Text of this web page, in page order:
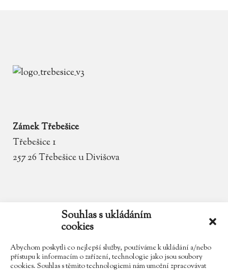
Souhlas s ukládáním
cookies
Abychom poskytli co nejlepší služby, používáme k ukládání a/nebo
přístupu k informacím o zařízení, technologie jako jsou soubory
cookies. Souhlas s těmito technologiemi nám umožní zpracovávat
Zámek Třebešice
Třebešice 1
257 26 Třebešice u Divišova
zamek.trebesice@volny.cz
602 354 467